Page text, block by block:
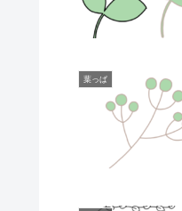
葉っぱ